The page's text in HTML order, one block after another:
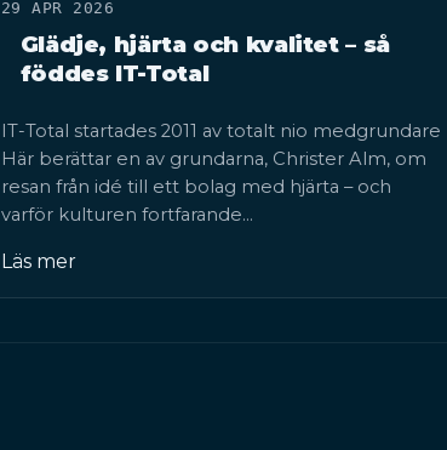
29 APR 2026
Glädje, hjärta och kvalitet – så
föddes IT-Total
IT-Total startades 2011 av totalt nio medgrundare
Här berättar en av grundarna, Christer Alm, om
resan från idé till ett bolag med hjärta – och
varför kulturen fortfarande…
Läs mer